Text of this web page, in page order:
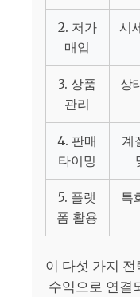
2. 저가
매입
시
3. 상품
관리
상
4. 판매
타이밍
계
5. 플랫
폼 활용
특
이 다섯 가지
수익으로 연결